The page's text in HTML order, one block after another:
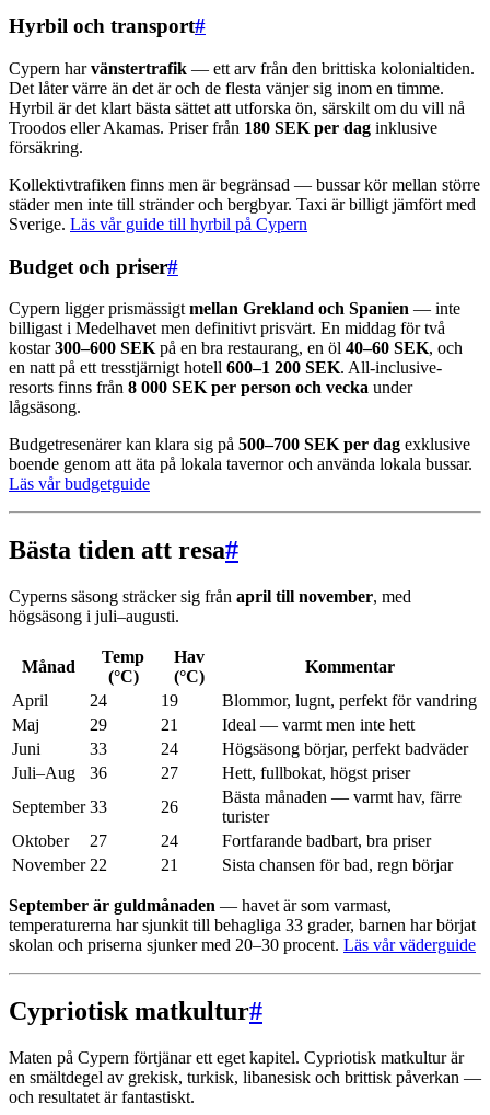
Hyrbil och transport#
Cypern harvänstertrafik — ett arv från den brittiska kolonialtiden.
Det låter värre än det är och de flesta vänjer sig inom en timme.
Hyrbil är det klart bästa sättet att utforska ön, särskilt om du vill nå
Troodos eller Akamas. Priser från 180 SEK per dag inklusive
försäkring.
Kollektivtrafiken finns men är begränsad — bussar kör mellan större
städer men inte till stränder och bergbyar. Taxi är billigt jämfört med
Sverige. Läs vår guide till hyrbil på Cypern
Budget och priser#
Cypern ligger prismässigt mellan Grekland och Spanien — inte
billigast i Medelhavet men definitivt prisvärt. En middag för två
kostar300–600 SEK på en bra restaurang, en öl 40–60 SEK, och
en natt på ett tresstjärnigt hotell 600–1 200 SEK. All-inclusive-
resorts finns från 8 000 SEK per person och vecka under
lågsäsong.
Budgetresenärer kan klara sig på 500–700 SEK per dag exklusive
boende genom att äta på lokala tavernor och använda lokala bussar.
Läs vår budgetguide
Bästa tiden att resa#
Cyperns säsong sträcker sig från april till november, med
högsäsong i juli–augusti.
Månad
Temp
(°C)
Hav
(°C)
Kommentar
April
24 19
Blommor, lugnt, perfekt för vandring
Maj
29 21
Ideal — varmt men inte hett
Juni
33 24
Högsäsong börjar, perfekt badväder
Juli–Aug
36 27
Hett, fullbokat, högst priser
September 33 26
Bästa månaden — varmt hav, färre
turister
Oktober
27 24
Fortfarande badbart, bra priser
November 22 21 Sista chansen för bad, regn börjar
September är guldmånaden — havet är som varmast,
temperaturerna har sjunkit till behagliga 33 grader, barnen har börjat
skolan och priserna sjunker med 20–30 procent. Läs vår väderguide
Cypriotisk matkultur#
Maten på Cypern förtjänar ett eget kapitel. Cypriotisk matkultur är
en smältdegel av grekisk, turkisk, libanesisk och brittisk påverkan —
och resultatet är fantastiskt.